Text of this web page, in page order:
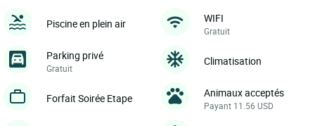
Piscine en plein air WIFI
Gratuit
Parking privé
Gratuit
Climatisation
Forfait Soirée Etape Animaux acceptés
Payant 11.56 USD